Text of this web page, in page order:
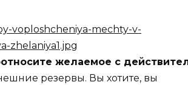
желаемое с
резервы. Вы хотите, вы